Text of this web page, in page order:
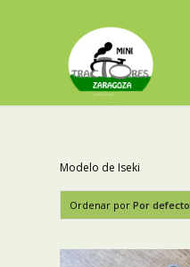
Modelo de Iseki
Ordenar por Por defecto